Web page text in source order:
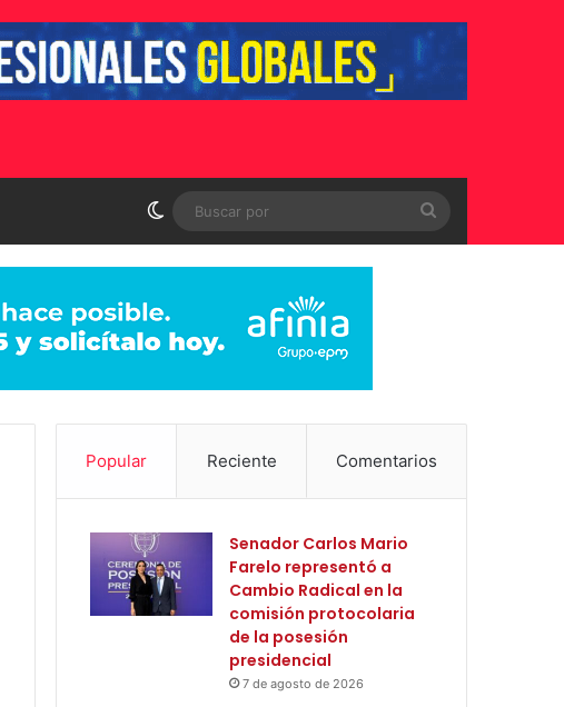
Switch skin
por
Popular Reciente Comentarios
Senador Carlos Mario
Farelo representó a
Cambio Radical en la
comisión protocolaria
de la posesión
presidencial
7 de agosto de 2026